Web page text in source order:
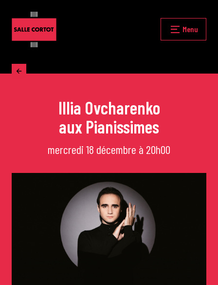
Fermer
Accueil
La programmation
Les grands concerts
Les Masterclasses
Les Rencontres Musicales
de Cortot
Concerts de midi et demi
Menu
Illia Ovcharenko
aux Pianissimes
mercredi 18 décembre à 20h00